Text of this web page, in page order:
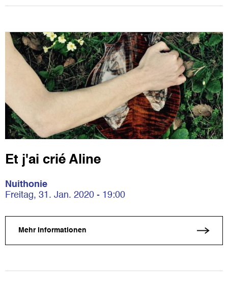
Et j'ai crié Aline
Nuithonie
Freitag, 31. Jan. 2020 - 19:00
Mehr Informationen